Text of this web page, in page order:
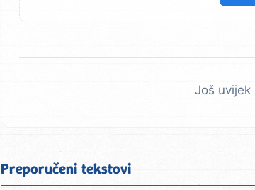
Još uvijek
Preporučeni tekstovi